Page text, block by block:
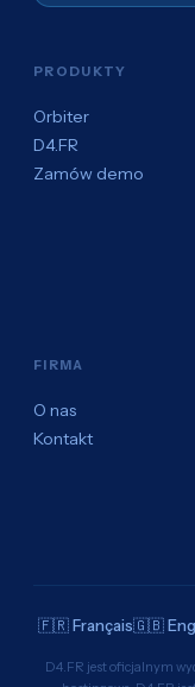
PRODUKTY
Orbiter
D4.FR
Zamów demo
FIRMA
O nas
Kontakt
🇫🇷 Français🇬🇧
D4.FR jest oficjalnym